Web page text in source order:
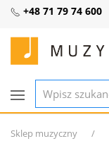
+48 71 79 74 600
Sklep muzyczny